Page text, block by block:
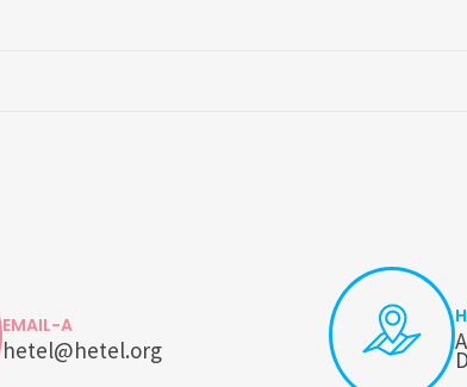
EMAIL-A
hetel@hetel.org